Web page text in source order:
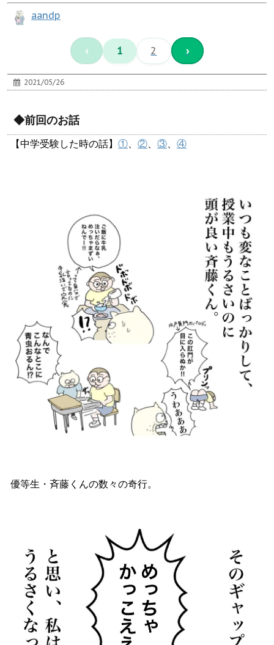
aandp
‹ 1 2 ›
2021/05/26
◆前回のお話
【中学受験した時の話】 ①、 ②、 ③、 ④
優等生・斉藤くんの数々の奇行。